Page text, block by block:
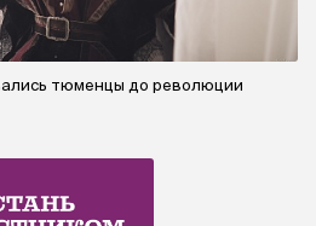
тюменцы до революции